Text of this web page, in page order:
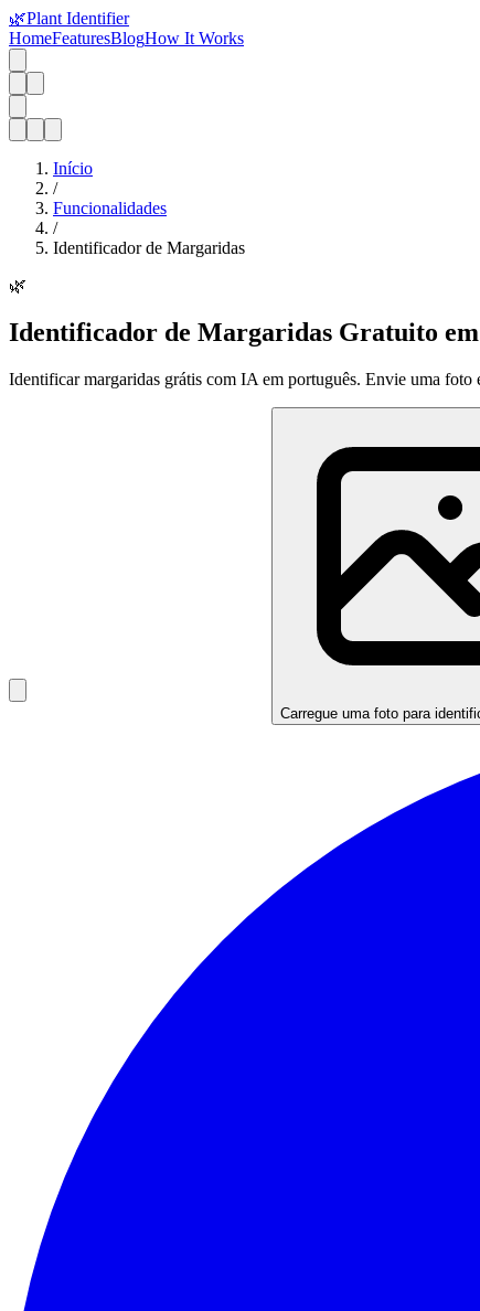
🌿Plant Identifier
HomeFeaturesBlogHow It Works
Início
/
Funcionalidades
/
Identificador de Margaridas
🌿
Identificador de Margaridas Gratuito
Identificar margaridas grátis com IA em português. Envie uma foto
Carregue uma foto para